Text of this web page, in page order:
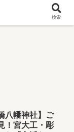
八幡神社】ご
！宮大工・彫
検索